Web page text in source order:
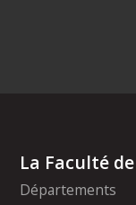
La Faculté
Départements